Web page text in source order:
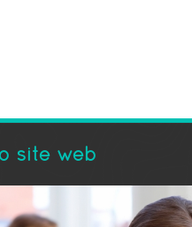
site web